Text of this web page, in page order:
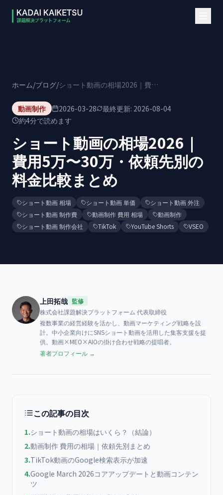
ホーム/ブログ/ ショート動画の相場2026｜費用5万〜30万・依頼先別の料金比較まとめ
動画制作 2026-03-28 最終更新: 2026-08-04
約4分で読めます
ショート動画の相場2026｜
費用5万〜30万・依頼先別の
料金比較まとめ
ショート動画 相場 ショート動画 単価
ショート動画 外注
ショート動画 制作費
動画制作 費用 相場
動画制作
ショート動画 制作会社
TikTok YouTube Shorts VSEO
上田拓哉 監修
株式会社課題解決プラットフォーム 代表取締役
複数事業の経営経験を活かし、動画マーケティング戦略を設
計。中小企業向けにSNSショート動画を活用した集客支援を提
供。動画×MEO×AIOの掛け合わせ戦略の提唱者。
著者プロフィール →
この記事の目次
1.ショート動画の相場はいくら？（結論）
2.動画制作 費用の相場｜依頼先別まとめ
3.TikTok動画のGoogle検索表示が加速
4.Google March 2026コアアップデートと動画コンテン
ツ